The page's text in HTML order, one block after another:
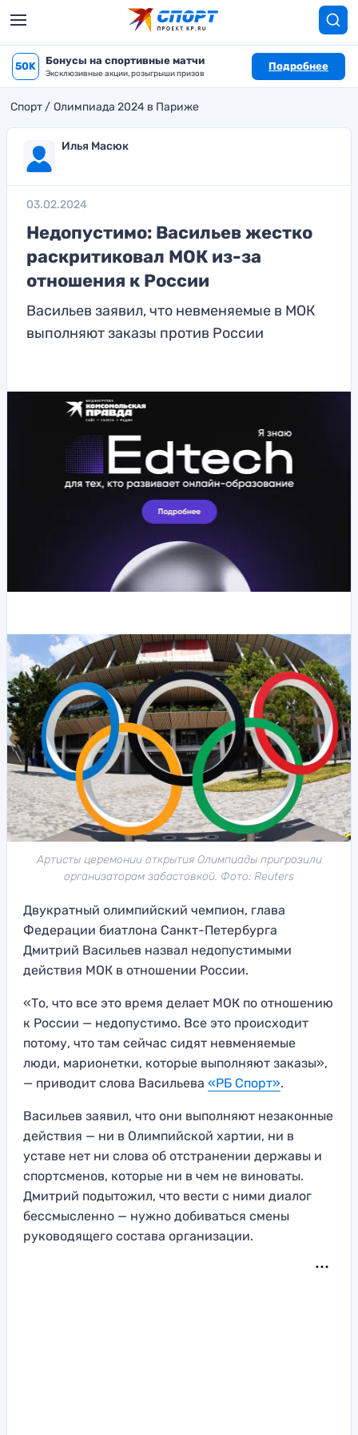
50K Бонусы на спортивные матчи
Эксклюзивные акции, розыгрыши призов
Подробнее
Спорт Олимпиада 2024 в Париже
Илья Масюк
03.02.2024
Недопустимо: Васильев жестко
раскритиковал МОК из-за
отношения к России
Васильев заявил, что невменяемые в МОК
выполняют заказы против России
Артисты церемонии открытия Олимпиады пригрозили
организаторам забастовкой. Фото: Reuters
Двукратный олимпийский чемпион, глава
Федерации биатлона Санкт-Петербурга
Дмитрий Васильев назвал недопустимыми
действия МОК в отношении России.
«То, что все это время делает МОК по отношению
к России — недопустимо. Все это происходит
потому, что там сейчас сидят невменяемые
люди, марионетки, которые выполняют заказы»,
— приводит слова Васильева «РБ Спорт».
Васильев заявил, что они выполняют незаконные
действия — ни в Олимпийской хартии, ни в
уставе нет ни слова об отстранении державы и
спортсменов, которые ни в чем не виноваты.
Дмитрий подытожил, что вести с ними диалог
бессмысленно — нужно добиваться смены
руководящего состава организации.